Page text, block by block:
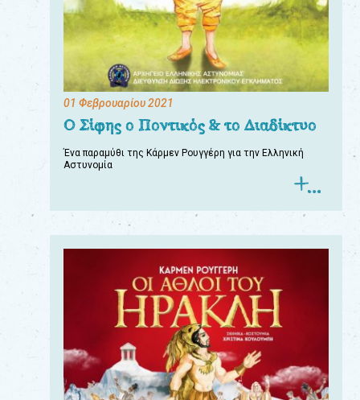
01 Φεβρουαρίου 2021
Ο Σίφης ο Ποντικός & το Διαδίκτυο
Ένα παραμύθι της Κάρμεν Ρουγγέρη για την Ελληνική
Αστυνομία